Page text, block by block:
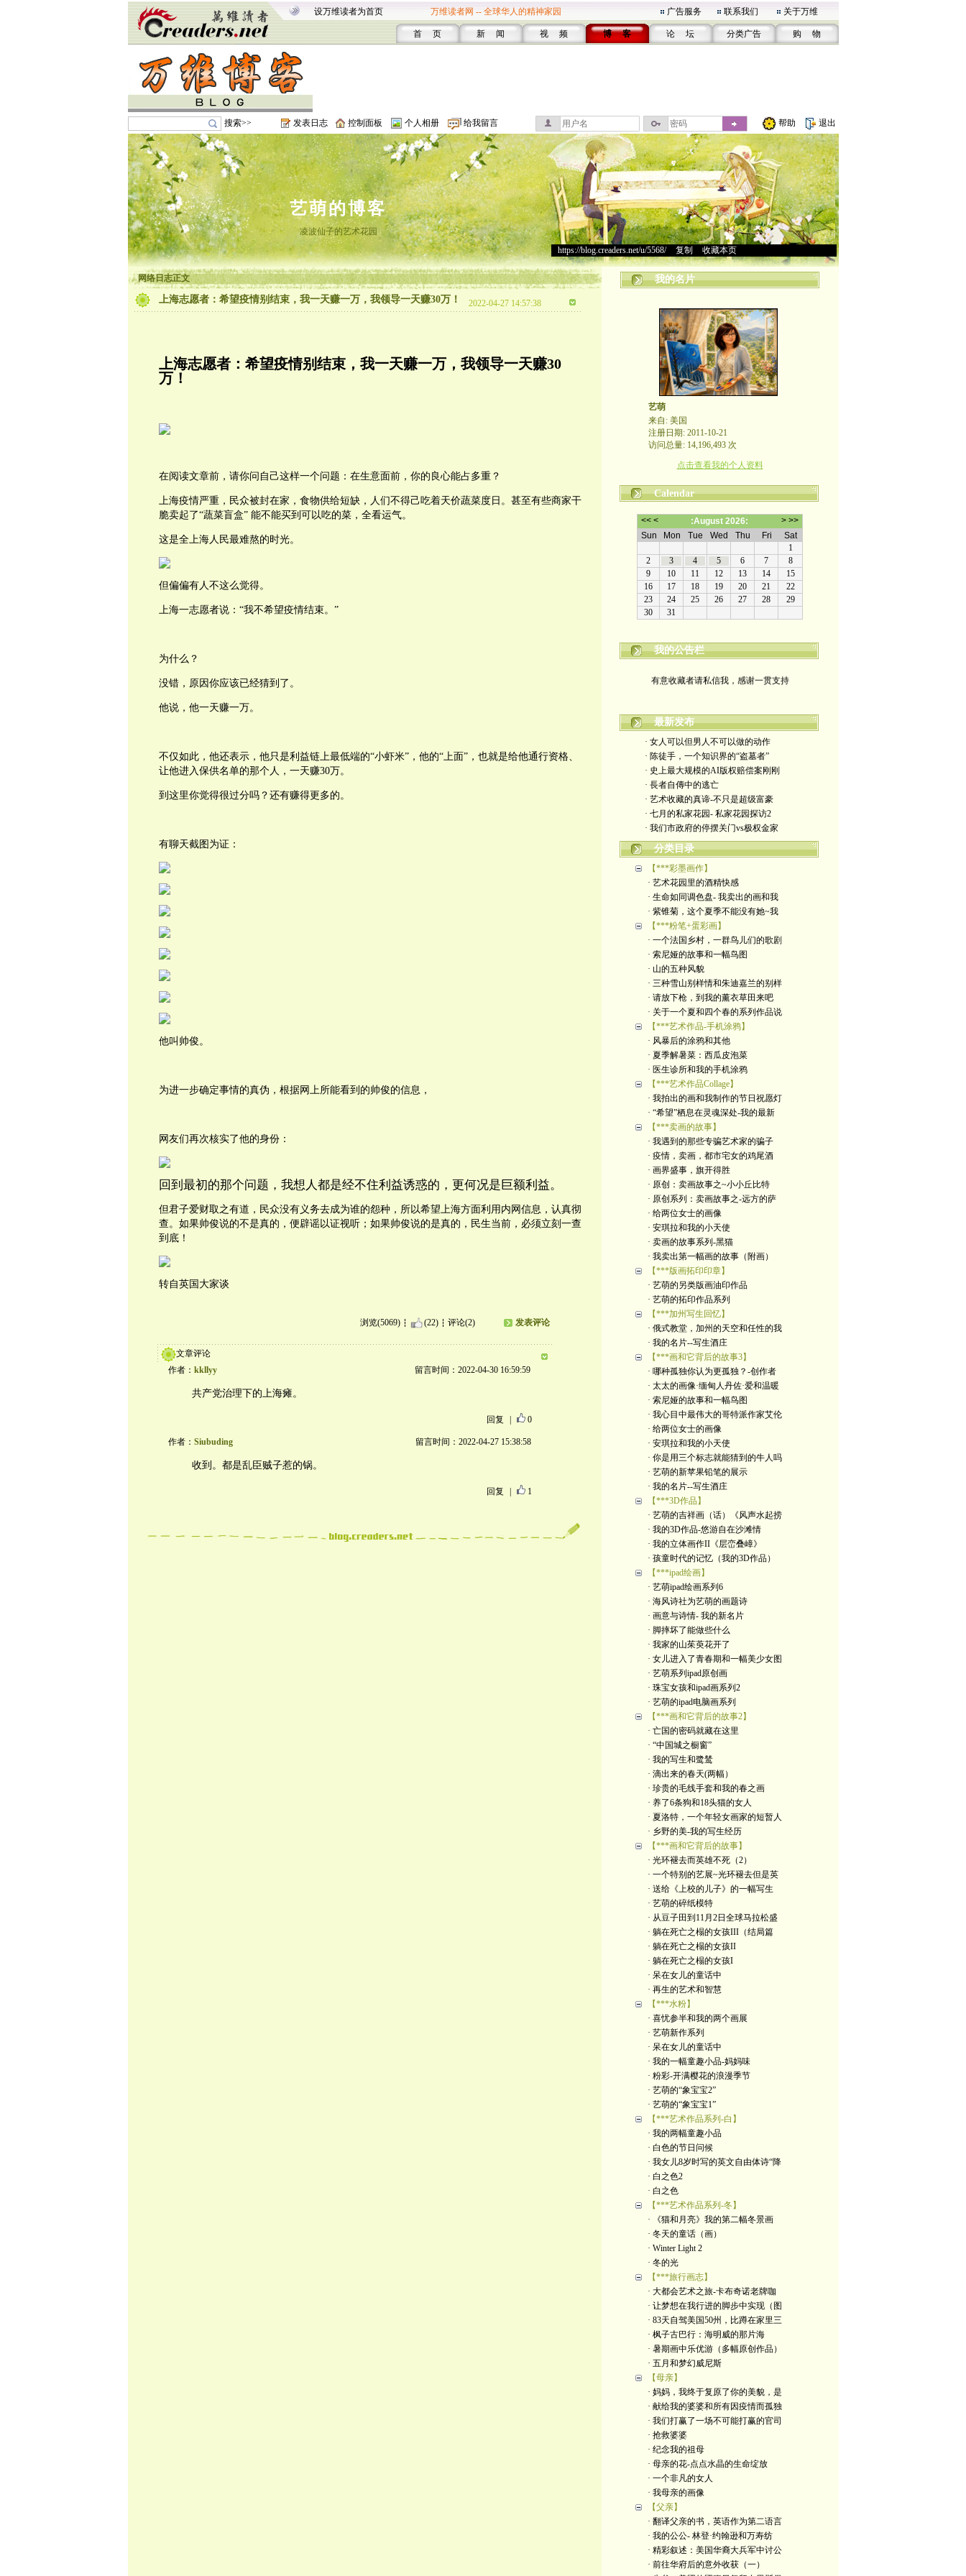
设万维读者为首页 万维读者网 -- 全球华人的精神家园 广告服务 联系我们 关于万维
首 页 新 闻 视 频 博 客 论 坛 分类广告 购 物
搜索>> 发表日志 控制面板 个人相册 给我留言 帮助 退出
艺萌的博客
凌波仙子的艺术花园
https://blog.creaders.net/u/5568/> 复制 收藏本页
网络日志正文
上海志愿者：希望疫情别结束，我一天赚一万，我领导一天赚30万！ 2022-04-27 14:57:38
上海志愿者：希望疫情别结束，我一天赚一万，我领导一天赚30
万！
在阅读文章前，请你问自己这样一个问题：在生意面前，你的良心能占多重？
上海疫情严重，民众被封在家，食物供给短缺，人们不得己吃着天价蔬菜度日。甚至有些商家干
脆卖起了“蔬菜盲盒” 能不能买到可以吃的菜，全看运气。
这是全上海人民最难熬的时光。
但偏偏有人不这么觉得。
上海一志愿者说：“我不希望疫情结束。”
为什么？
没错，原因你应该已经猜到了。
他说，他一天赚一万。
不仅如此，他还表示，他只是利益链上最低端的“小虾米”，他的“上面”，也就是给他通行资格、
让他进入保供名单的那个人，一天赚30万。
到这里你觉得很过分吗？还有赚得更多的。
有聊天截图为证：
他叫帅俊。
为进一步确定事情的真伪，根据网上所能看到的帅俊的信息，
网友们再次核实了他的身份：
回到 最初的那个问题， 我想人 都是经不住利益诱惑的， 更何况是巨额利益。
但君子爱财取之有道，民众没有义务去成为谁的怨种，所以希望上海方面利用内网信息，认真彻
查。如果帅俊说的不是真的，便辟谣以证视听；如果帅俊说的是真的，民生当前，必须立刻一查
到底！
转自英国大家谈
浏览(5069) (22) 评论(2) 发表评论
文章评论
作者： kkllyy 留言时间：2022-04-30 16:59:59
共产党治理下的上海瘫。
回复 0
作者： Siubuding 留言时间：2022-04-27 15:38:58
收到。都是乱臣贼子惹的锅。
回复 1
我的名片
艺萌
来自: 美国
注册日期: 2011-10-21
访问总量: 14,196,493 次
点击查看我的个人资料
Calendar
我的公告栏
哪裡有自由，哪裡就是祖國
转帖的留言未一一回复也定会点赞。非常感谢
yimengling53@yahoo.com
艺术博客：https://yimengl.blog
目录中标注星号的为本人艺术原创
最新发布
· 女人可以但男人不可以做的动作
· 陈徒手，一个知识界的“盗墓者”
· 史上最大规模的AI版权赔偿案刚刚
· 長者自傳中的逃亡
· 艺术收藏的真谛-不只是超级富豪
· 七月的私家花园- 私家花园探访2
· 我们市政府的停摆关门vs极权金家
分类目录
【***彩墨画作】
· 艺术花园里的酒精快感
· 生命如同调色盘- 我卖出的画和我
· 紫锥菊，这个夏季不能没有她~我
【***粉笔+蛋彩画】
· 一个法国乡村，一群鸟儿们的歌剧
· 索尼娅的故事和一幅鸟图
· 山的五种风貌
· 三种雪山别样情和朱迪嘉兰的别样
· 请放下枪，到我的薰衣草田来吧
· 关于一个夏和四个春的系列作品说
【***艺术作品-手机涂鸦】
· 风暴后的涂鸦和其他
· 夏季解暑菜：西瓜皮泡菜
· 医生诊所和我的手机涂鸦
【***艺术作品Collage】
· 我拍出的画和我制作的节日祝愿灯
· “希望”栖息在灵魂深处-我的最新
【***卖画的故事】
· 我遇到的那些专骗艺术家的骗子
· 疫情，卖画，都市宅女的鸡尾酒
· 画界盛事，旗开得胜
· 原创：卖画故事之~小小丘比特
· 原创系列：卖画故事之-远方的萨
· 给两位女士的画像
· 安琪拉和我的小天使
· 卖画的故事系列-黑猫
· 我卖出第一幅画的故事（附画）
【***版画拓印印章】
· 艺萌的另类版画油印作品
· 艺萌的拓印作品系列
【***加州写生回忆】
· 俄式教堂，加州的天空和任性的我
· 我的名片--写生酒庄
【***画和它背后的故事3】
· 哪种孤独你认为更孤独？-创作者
· 太太的画像·缅甸人丹佐·爱和温暖
· 索尼娅的故事和一幅鸟图
· 我心目中最伟大的哥特派作家艾伦
· 给两位女士的画像
· 安琪拉和我的小天使
· 你是用三个标志就能猜到的牛人吗
· 艺萌的新苹果铅笔的展示
· 我的名片--写生酒庄
【***3D作品】
· 艺萌的吉祥画（话）《风声水起捞
· 我的3D作品-悠游自在沙滩情
· 我的立体画作II《层峦叠嶂》
· 孩童时代的记忆（我的3D作品）
【***ipad绘画】
· 艺萌ipad绘画系列6
· 海风诗社为艺萌的画题诗
· 画意与诗情- 我的新名片
· 脚摔坏了能做些什么
· 我家的山茱萸花开了
· 女儿进入了青春期和一幅美少女图
· 艺萌系列ipad原创画
· 珠宝女孩和ipad画系列2
· 艺萌的ipad电脑画系列
【***画和它背后的故事2】
· 亡国的密码就藏在这里
· “中国城之橱窗”
· 我的写生和鹭鸶
· 滴出来的春天(两幅）
· 珍贵的毛线手套和我的春之画
· 养了6条狗和18头猫的女人
· 夏洛特，一个年轻女画家的短暂人
· 乡野的美-我的写生经历
【***画和它背后的故事】
· 光环褪去而英雄不死（2）
· 一个特别的艺展~光环褪去但是英
· 送给《上校的儿子》的一幅写生
· 艺萌的碎纸模特
· 从豆子田到11月2日全球马拉松盛
· 躺在死亡之榻的女孩III（结局篇
· 躺在死亡之榻的女孩II
· 躺在死亡之榻的女孩I
· 呆在女儿的童话中
· 再生的艺术和智慧
【***水粉】
· 喜忧参半和我的两个画展
· 艺萌新作系列
· 呆在女儿的童话中
· 我的一幅童趣小品-妈妈味
· 粉彩-开满樱花的浪漫季节
· 艺萌的“象宝宝2”
· 艺萌的“象宝宝1”
【***艺术作品系列-白】
· 我的两幅童趣小品
· 白色的节日问候
· 我女儿8岁时写的英文自由体诗“降
· 白之色2
· 白之色
【***艺术作品系列-冬】
· 《猫和月亮》我的第二幅冬景画
· 冬天的童话（画）
· Winter Light 2
· 冬的光
【***旅行画志】
· 大都会艺术之旅-卡布奇诺老牌咖
· 让梦想在我行进的脚步中实现（图
· 83天自驾美国50州，比蹲在家里三
· 枫子古巴行：海明威的那片海
· 暑期画中乐优游（多幅原创作品）
· 五月和梦幻威尼斯
【母亲】
· 妈妈，我终于复原了你的美貌，是
· 献给我的婆婆和所有因疫情而孤独
· 我们打赢了一场不可能打赢的官司
· 抢救婆婆
· 纪念我的祖母
· 母亲的花-点点水晶的生命绽放
· 一个非凡的女人
· 我母亲的画像
【父亲】
· 翻译父亲的书，英语作为第二语言
· 我的公公- 林登·约翰逊和万寿纺
· 精彩叙述：美国华裔大兵军中讨公
· 前往华府后的意外收获（一）